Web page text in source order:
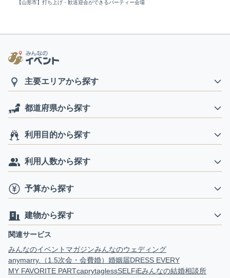
【山形市】打ち上げ・歓送迎会ができるパーティー会場
主要エリアから探す
都道府県から探す
利用目的から探す
利用人数から探す
予算から探す
建物から探す
関連サービス
みんなのイベントマガジンみんなのウェディング
anymarry.（1.5次会・会費婚） 婚姻届DRESS EVERY
MY FAVORITE PARTcaprytaglessSELFiEみんなの結婚相談所